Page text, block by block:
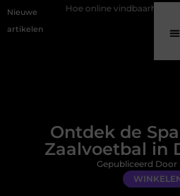
Nieuwe
artikelen
vindbaarheid verandert in 2026
Ontdek de
Zaalvoetbal in
Gepubliceerd Door